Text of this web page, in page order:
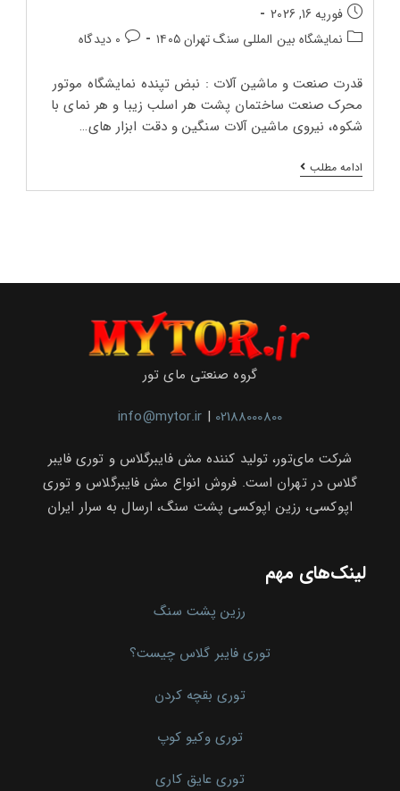
تاریخ
انتشار
پست:
فوریه 16, 2026
دسته‌بندی
نمایشگاه بین‌ المللی سنگ تهران ۱۴۰۵
دیدگاه‌های
0 دیدگاه
قدرت صنعت و ماشین‌ آلات : نبض تپنده نمایشگاه موتور
محرک صنعت ساختمان پشت هر اسلب زیبا و هر نمای با
شکوه، نیروی ماشین‌ آلات سنگین و دقت ابزار های…
ادامه مطلبنمایشگاه
بین‌
المللی
گروه صنعتی مای تور
info@mytor.ir | 02188000800
شرکت مای‌تور، تولید کننده مش فایبرگلاس و توری فایبر
گلاس در تهران است. فروش انواع مش فایبرگلاس و توری
اپوکسی، رزین اپوکسی پشت سنگ، ارسال به سرار ایران
لینک‌های مهم
رزین پشت سنگ
توری فایبر گلاس چیست؟
توری بقچه کردن
توری وکیو کوپ
توری عایق کاری